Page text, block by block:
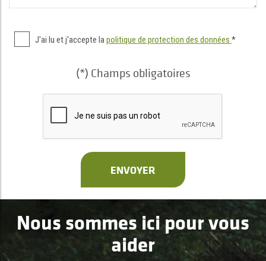
J'ai lu et j'accepte lapolitique de protection des données *
(*) Champs obligatoires
ENVOYER
Nous sommes ici pour vous
aider